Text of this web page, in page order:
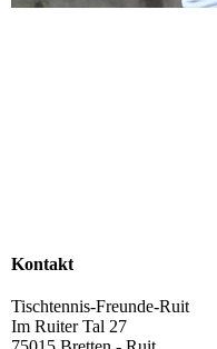
Kontakt
Tischtennis-Freunde-Ruit
Im Ruiter Tal 27